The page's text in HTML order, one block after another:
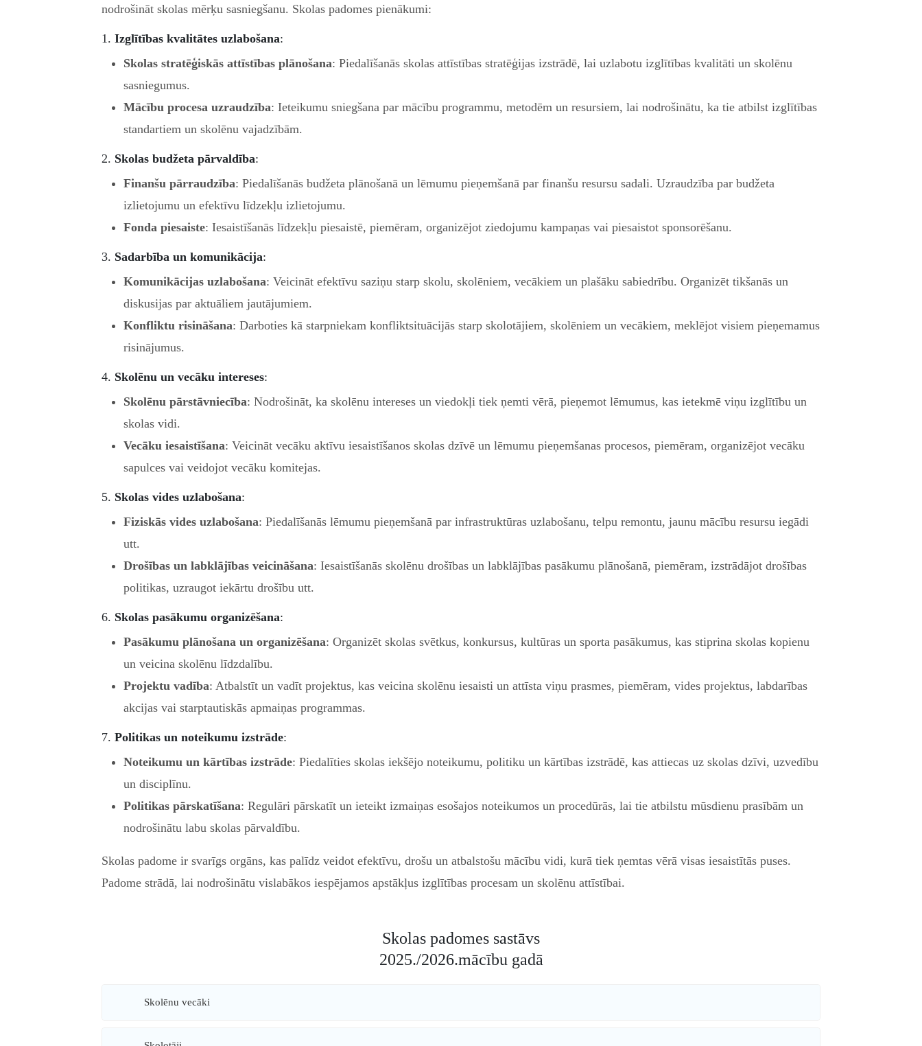
nodrošināt skolas mērķu sasniegšanu. Skolas padomes pienākumi:
1. Izglītības kvalitātes uzlabošana:
Skolas stratēģiskās attīstības plānošana: Piedalīšanās skolas attīstības stratēģijas izstrādē, lai uzlabotu izglītības kvalitāti un skolēnu
sasniegumus.
Mācību procesa uzraudzība: Ieteikumu sniegšana par mācību programmu, metodēm un resursiem, lai nodrošinātu, ka tie atbilst izglītības
standartiem un skolēnu vajadzībām.
2. Skolas budžeta pārvaldība:
Finanšu pārraudzība: Piedalīšanās budžeta plānošanā un lēmumu pieņemšanā par finanšu resursu sadali. Uzraudzība par budžeta
izlietojumu un efektīvu līdzekļu izlietojumu.
Fonda piesaiste: Iesaistīšanās līdzekļu piesaistē, piemēram, organizējot ziedojumu kampaņas vai piesaistot sponsorēšanu.
3. Sadarbība un komunikācija:
Komunikācijas uzlabošana: Veicināt efektīvu saziņu starp skolu, skolēniem, vecākiem un plašāku sabiedrību. Organizēt tikšanās un
diskusijas par aktuāliem jautājumiem.
Konfliktu risināšana: Darboties kā starpniekam konfliktsituācijās starp skolotājiem, skolēniem un vecākiem, meklējot visiem pieņemamus
risinājumus.
4. Skolēnu un vecāku intereses:
Skolēnu pārstāvniecība: Nodrošināt, ka skolēnu intereses un viedokļi tiek ņemti vērā, pieņemot lēmumus, kas ietekmē viņu izglītību un
skolas vidi.
Vecāku iesaistīšana: Veicināt vecāku aktīvu iesaistīšanos skolas dzīvē un lēmumu pieņemšanas procesos, piemēram, organizējot vecāku
sapulces vai veidojot vecāku komitejas.
5. Skolas vides uzlabošana:
Fiziskās vides uzlabošana: Piedalīšanās lēmumu pieņemšanā par infrastruktūras uzlabošanu, telpu remontu, jaunu mācību resursu iegādi
utt.
Drošības un labklājības veicināšana: Iesaistīšanās skolēnu drošības un labklājības pasākumu plānošanā, piemēram, izstrādājot drošības
politikas, uzraugot iekārtu drošību utt.
6. Skolas pasākumu organizēšana:
Pasākumu plānošana un organizēšana: Organizēt skolas svētkus, konkursus, kultūras un sporta pasākumus, kas stiprina skolas kopienu
un veicina skolēnu līdzdalību.
Projektu vadība: Atbalstīt un vadīt projektus, kas veicina skolēnu iesaisti un attīsta viņu prasmes, piemēram, vides projektus, labdarības
akcijas vai starptautiskās apmaiņas programmas.
7. Politikas un noteikumu izstrāde:
Noteikumu un kārtības izstrāde: Piedalīties skolas iekšējo noteikumu, politiku un kārtības izstrādē, kas attiecas uz skolas dzīvi, uzvedību
un disciplīnu.
Politikas pārskatīšana: Regulāri pārskatīt un ieteikt izmaiņas esošajos noteikumos un procedūrās, lai tie atbilstu mūsdienu prasībām un
nodrošinātu labu skolas pārvaldību.
Skolas padome ir svarīgs orgāns, kas palīdz veidot efektīvu, drošu un atbalstošu mācību vidi, kurā tiek ņemtas vērā visas iesaistītās puses.
Padome strādā, lai nodrošinātu vislabākos iespējamos apstākļus izglītības procesam un skolēnu attīstībai.
Skolas padomes sastāvs
2025./2026.mācību gadā
Skolēnu vecāki